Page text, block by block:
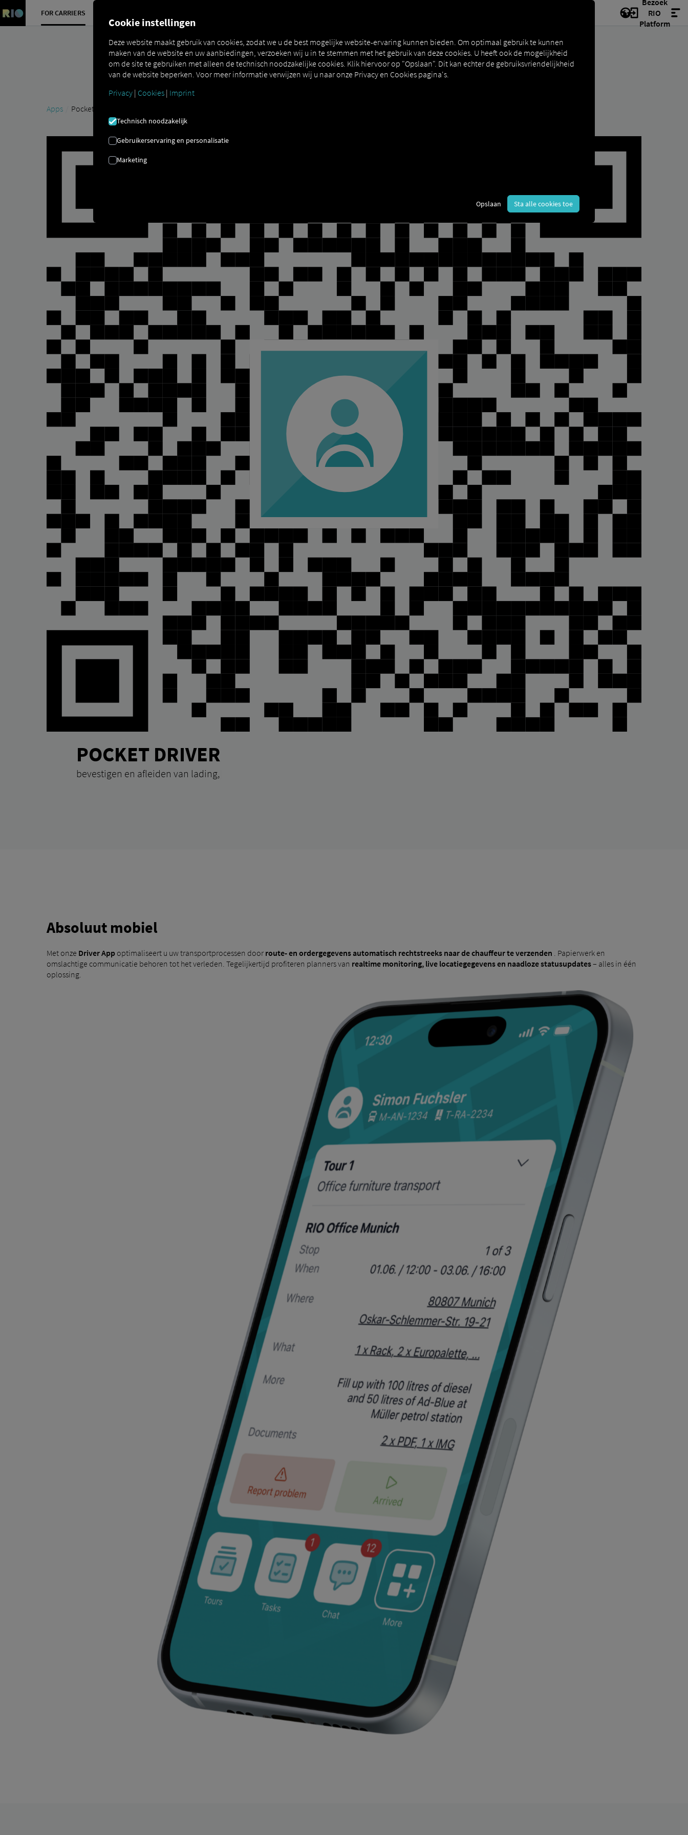
FOR CARRIERS
RIO
Platform
Apps Pocket Driver
POCKET DRIVER
bevestigen en afleiden van lading,|
Absoluut mobiel
Met onze Driver Appoptimaliseert u uw transportprocessen door route- en ordergegevens automatisch rechtstreeks naar de chauffeur te verzenden . Papierwerk en
omslachtige communicatie behoren tot het verleden. Tegelijkertijd profiteren planners van realtime monitoring, live locatiegegevens en naadloze statusupdates– alles in één
oplossing.
Cookie instellingen
Deze website maakt gebruik van cookies, zodat we u de best mogelijke website-ervaring kunnen bieden. Om optimaal gebruik te kunnen
maken van de website en uw aanbiedingen, verzoeken wij u in te stemmen met het gebruik van deze cookies. U heeft ook de mogelijkheid
om de site te gebruiken met alleen de technisch noodzakelijke cookies. Klik hiervoor op "Opslaan". Dit kan echter de gebruiksvriendelijkheid
van de website beperken. Voor meer informatie verwijzen wij u naar onze Privacy en Cookies pagina's.
Privacy | Cookies | Imprint
Technisch noodzakelijk
Gebruikerservaring en personalisatie
Marketing
Opslaan Sta alle cookies toe